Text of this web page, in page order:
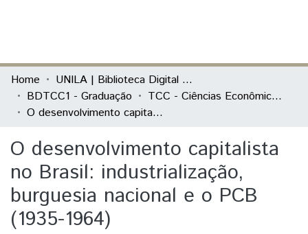
Communities & Collections
All of DSpace
Home
UNILA | Biblioteca Digital de Trabalhos de Conclusão de Curso
BDTCC1 - Graduação
TCC - Ciências Econômicas - Economia, Integração e Desenvolvimento
O desenvolvimento capitalista no Brasil: industrialização, burguesia nacional e o PCB (1935-1964)
O desenvolvimento capitalista
no Brasil: industrialização,
burguesia nacional e o PCB
(1935-1964)